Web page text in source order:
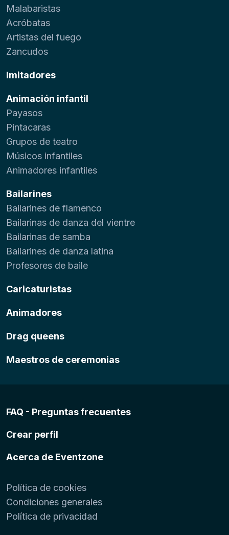
Malabaristas
Acróbatas
Artistas del fuego
Zancudos
Imitadores
Animación infantil
Payasos
Pintacaras
Grupos de teatro
Músicos infantiles
Animadores infantiles
Bailarines
Bailarines de flamenco
Bailarinas de danza del vientre
Bailarinas de samba
Bailarines de danza latina
Profesores de baile
Caricaturistas
Animadores
Drag queens
Maestros de ceremonias
FAQ - Preguntas frecuentes
Crear perfil
Acerca de Eventzone
Política de cookies
Condiciones generales
Política de privacidad